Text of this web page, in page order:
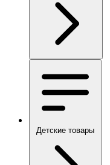
Детские товары